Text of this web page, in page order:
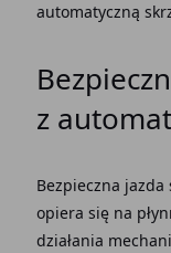
automatyczną
z
Bezpieczna jazda
opiera się na
działania